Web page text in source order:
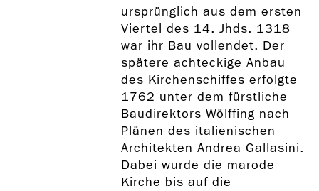
ursprünglich aus dem ersten
Viertel des 14. Jhds. 1318
war ihr Bau vollendet. Der
spätere achteckige Anbau
des Kirchenschiffes erfolgte
1762 unter dem fürstliche
Baudirektors Wölffing nach
Plänen des italienischen
Architekten Andrea Gallasini.
Dabei wurde die marode
Kirche bis auf die